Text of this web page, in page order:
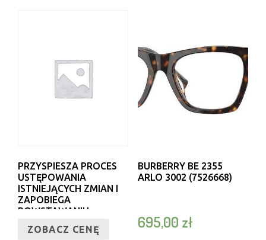
PRZYSPIESZA PROCES
USTĘPOWANIA
ISTNIEJĄCYCH ZMIAN I
ZAPOBIEGA
POWSTAWANIU
NIEDOSKONAŁOŚCI.
ZOBACZ CENĘ
BURBERRY BE 2355
ARLO 3002 (7526668)
695,00 zł